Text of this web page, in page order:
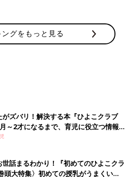
スト プレーン ワンピースを
お出かけ用ワンピースだそうで、卒
も、シックで素敵なお洋服がたくさ
要チェックですね！
ートパンツ（979円）はしま
グをもっと見る
がズバリ！解決する本『ひよこクラブ
2才になるまで、育児に役立つ情報が
話まるわかり！『初めてのひよこクラ
頭大特集〉初めての授乳がうまくい